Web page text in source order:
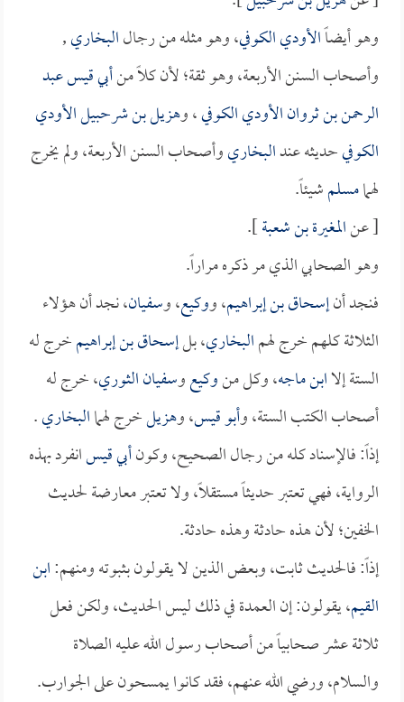
وهو أيضاًالأودي الكوفي، وهو مثله من رجالالبخاري,
وأصحاب السنن الأربعة، وهو ثقة؛ لأن كلاً منأبي قيس عبد
الرحمن بن ثروان الأودي الكوفي، وهزيل بن شرحبيل الأودي
الكوفيحديثه عندالبخاريوأصحاب السنن الأربعة، ولم يخرج
لهمامسلمشيئاً.
[ عنالمغيرة بن شعبة].
وهو الصحابي الذي مر ذكره مراراً.
فنجد أنإسحاق بن إبراهيم، ووكيع، وسفيان، نجد أن هؤلاء
الثلاثة كلهم خرج لهمالبخاري، بلإسحاق بن إبراهيمخرج له
الستة إلاابن ماجه، وكل منوكيعوسفيان الثوري، خرج له
أصحاب الكتب الستة، وأبو قيس، وهزيلخرج لهماالبخاري.
إذاً: فالإسناد كله من رجال الصحيح، وكونأبي قيسانفرد بهذه
الرواية، فهي تعتبر حديثاً مستقلاً، ولا تعتبر معارضة لحديث
الخفين؛ لأن هذه حادثة وهذه حادثة.
إذاً: فالحديث ثابت، وبعض الذين لا يقولون بثبوته ومنهم:ابن
القيم، يقولون: إن العمدة في ذلك ليس الحديث، ولكن فعل
ثلاثة عشر صحابياً من أصحاب رسول الله عليه الصلاة
والسلام، ورضي الله عنهم، فقد كانوا يمسحون على الجوارب.